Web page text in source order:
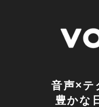
音声×テ
豊かな